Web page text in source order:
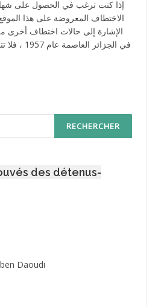
إذا كنت ترغب في الحصول على
الاختطاف المعروضة على هذا
الإشارة إلى حالات اختطاف
في الجزائر
des détenus-
Daoudi